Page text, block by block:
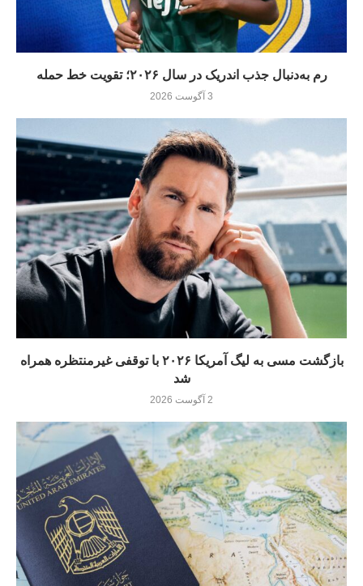
رم به‌دنبال جذب اندریک در سال ۲۰۲۶؛ تقویت خط حمله
3 آگوست 2026
بازگشت مسی به لیگ آمریکا ۲۰۲۶ با توقفی غیرمنتظره همراه
شد
2 آگوست 2026